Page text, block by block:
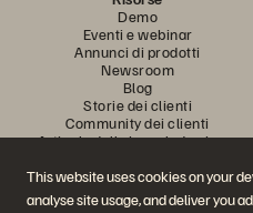
This website uses cookies on your
analyse site usage, and deliver you
Demo
Eventi e webinar
Annunci di prodotti
Newsroom
Blog
Storie dei clienti
Community dei clienti
Articolo della knowledge base
Partecipa alla